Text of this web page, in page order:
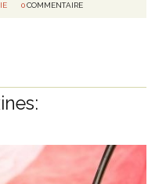
0 COMMENTAIRE